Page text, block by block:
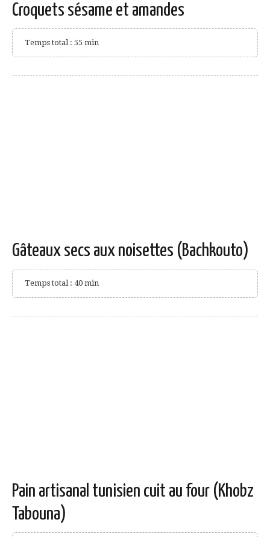
Croquets sésame et amandes
Temps total : 55 min
Gâteaux secs aux noisettes (Bachkouto)
Temps total : 40 min
Pain artisanal tunisien cuit au four (Khobz
Tabouna)